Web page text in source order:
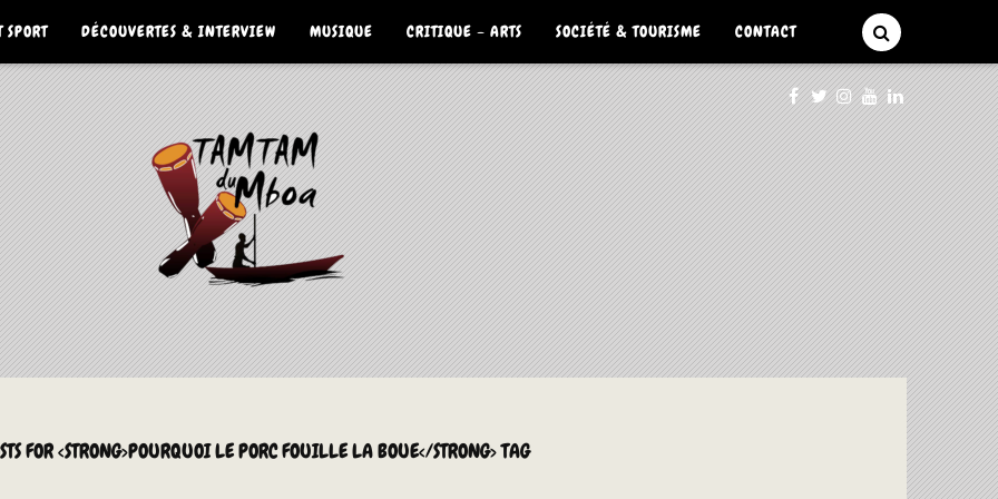
DÉCOUVERTES & INTERVIEW MUSIQUE CRITIQUE – ARTS SOCIÉTÉ & TOURISME CONTACT
FOR <STRONG>POURQUOI LE PORC FOUILLE LA BOUE</STRONG> TAG